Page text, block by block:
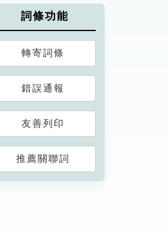
詞條功能
轉寄詞條
錯誤通報
友善列印
推薦關聯詞